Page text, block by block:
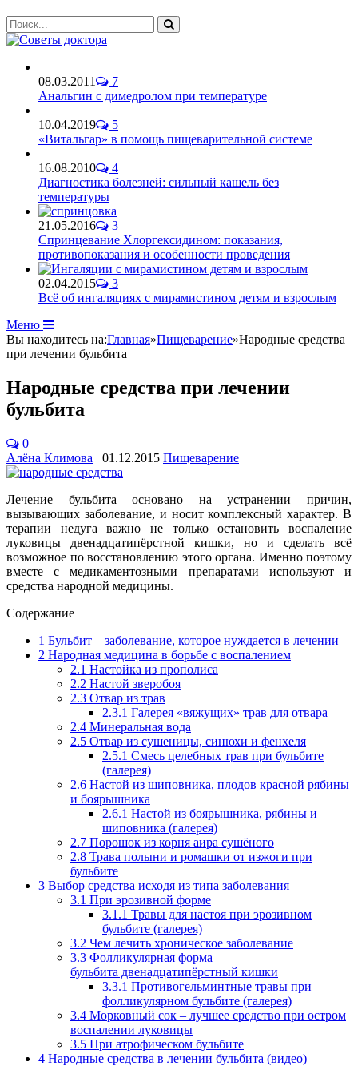
08.03.2011
7
Анальгин с димедролом при температуре
10.04.2019
5
«Витальгар» в помощь пищеварительной системе
16.08.2010
4
Диагностика болезней: сильный кашель без
температуры
21.05.2016
3
Спринцевание Хлоргексидином: показания,
противопоказания и особенности проведения
02.04.2015
3
Всё об ингаляциях с мирамистином детям и взрослым
Меню
Вы находитесь на:Главная»Пищеварение»Народные средства
при лечении бульбита
Народные средства при лечении
бульбита
0
Алёна Климова
01.12.2015 Пищеварение
Лечение бульбита основано на устранении причин,
вызывающих заболевание, и носит комплексный характер. В
терапии недуга важно не только остановить воспаление
луковицы двенадцатипёрстной кишки, но и сделать всё
возможное по восстановлению этого органа. Именно поэтому
вместе с медикаментозными препаратами используют и
средства народной медицины.
Содержание
1 Бульбит – заболевание, которое нуждается в лечении
2 Народная медицина в борьбе с воспалением
2.1 Настойка из прополиса
2.2 Настой зверобоя
2.3 Отвар из трав
2.3.1 Галерея «вяжущих» трав для отвара
2.4 Минеральная вода
2.5 Отвар из сушеницы, синюхи и фенхеля
2.5.1 Смесь целебных трав при бульбите
(галерея)
2.6 Настой из шиповника, плодов красной рябины
и боярышника
2.6.1 Настой из боярышника, рябины и
шиповника (галерея)
2.7 Порошок из корня аира сушёного
2.8 Трава полыни и ромашки от изжоги при
бульбите
3 Выбор средства исходя из типа заболевания
3.1 При эрозивной форме
3.1.1 Травы для настоя при эрозивном
бульбите (галерея)
3.2 Чем лечить хроническое заболевание
3.3 Фолликулярная форма
бульбита двенадцатипёрстный кишки
3.3.1 Противогельминтные травы при
фолликулярном бульбите (галерея)
3.4 Морковный сок – лучшее средство при остром
воспалении луковицы
3.5 При атрофическом бульбите
4 Народные средства в лечении бульбита (видео)